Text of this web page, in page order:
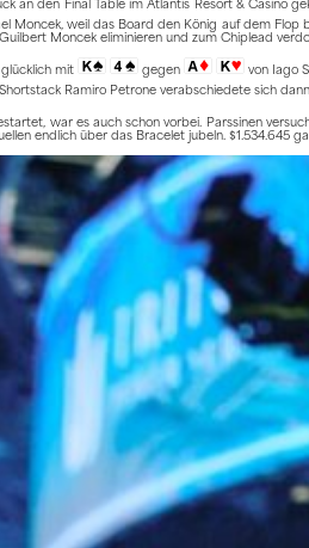
an den Final Table im Atlantis Resort & Casino
Moncek, weil das Board den König auf dem
Moncek eliminieren und zum Chiplead
mit gegen
von Iago
Ramiro Petrone verabschiedete sich
war es auch schon vorbei. Parssinen
endlich über das Bracelet jubeln. $1.534.645